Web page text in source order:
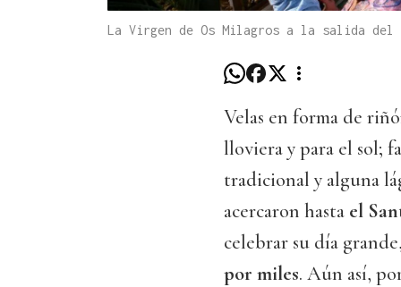
La Virgen de Os Milagros a la salida
Velas en forma de
lloviera y para el sol;
tradicional y alguna
acercaron hasta el
celebrar su día
por miles. Aún así,